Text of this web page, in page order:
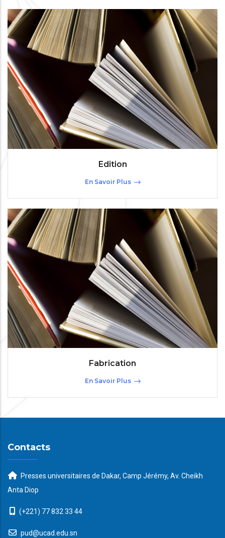
Edition
En Savoir Plus
Fabrication
En Savoir Plus
Contacts
Presses universitaires de Dakar, Camp Jérémy, Av. Cheikh
Anta Diop
(+221) 77 832 33 44
pud@ucad.edu.sn